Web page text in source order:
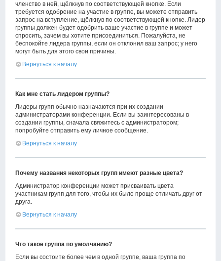
членство в ней, щёлкнув по соответствующей кнопке. Если
требуется одобрение на участие в группе, вы можете отправить
запрос на вступление, щёлкнув по соответствующей кнопке. Лидер
группы должен будет одобрить ваше участие в группе и может
спросить, зачем вы хотите присоединиться. Пожалуйста, не
беспокойте лидера группы, если он отклонил ваш запрос; у него
могут быть для этого свои причины.
Вернуться к началу
Как мне стать лидером группы?
Лидеры групп обычно назначаются при их создании
администраторами конференции. Если вы заинтересованы в
создании группы, сначала свяжитесь с администратором;
попробуйте отправить ему личное сообщение.
Вернуться к началу
Почему названия некоторых групп имеют разные цвета?
Администратор конференции может присваивать цвета
участникам групп для того, чтобы их было проще отличать друг от
друга.
Вернуться к началу
Что такое группа по умолчанию?
Если вы состоите более чем в одной группе, ваша группа по